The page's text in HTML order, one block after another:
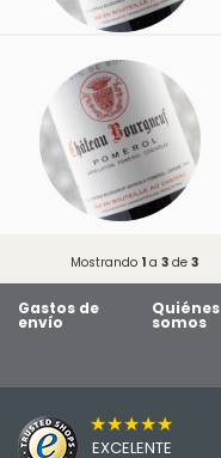
Mostrando 1a 3de 3
Gastos de
envío
Quiénes
somos
★★★★★
EXCELENTE